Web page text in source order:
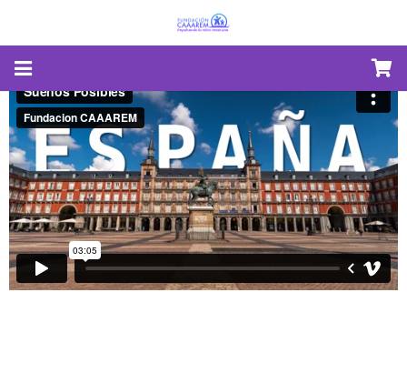
QUIÉNES SOMOS
DONANTES
PROGRAMAS
CONVOCATORIAS
NOTICIAS